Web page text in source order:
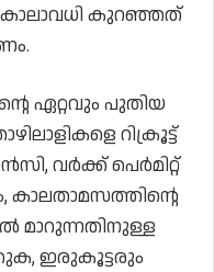
കാലാവധി കുറഞ്ഞത്
ഏറ്റവും പുതിയ
റിക്രൂട്ട്
വർക്ക് പെർമിറ്റ്
മാറുന്നതിനുള്ള
തുക, ഇരുകൂട്ടരും